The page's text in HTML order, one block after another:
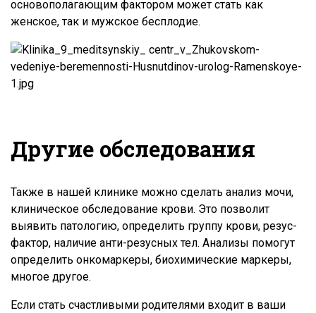
основополагающим фактором может стать как
женское, так и мужское бесплодие.
Другие обследования
Также в нашей клинике можно сделать анализ мочи,
клиническое обследование крови. Это позволит
выявить патологию, определить группу крови, резус-
фактор, наличие анти-резусных тел. Анализы помогут
определить онкомаркеры, биохимические маркеры,
многое другое.
Если стать счастливыми родителями входит в ваши